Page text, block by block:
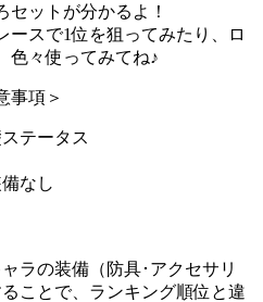
セットが分かるよ！
ースで1位を狙ってみたり、ロ
色々使ってみてね♪
事項＞
テータス
なし
ラの装備（防具･アクセサリ
ことで、ランキング順位と違